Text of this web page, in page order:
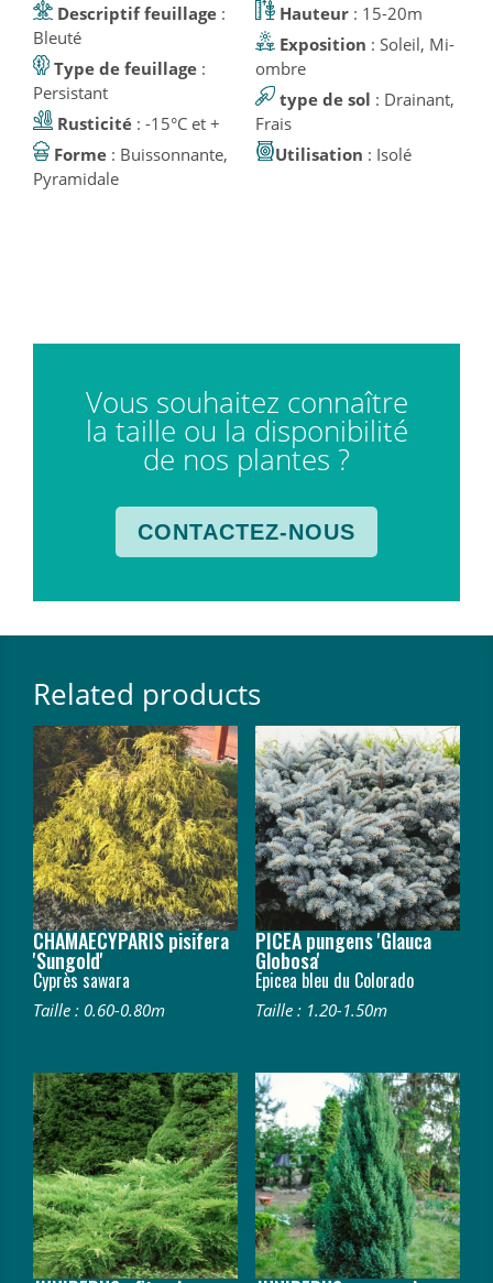
Descriptif feuillage :
Bleuté
Type de feuillage :
Persistant
Rusticité : -15°C et +
Forme : Buissonnante,
Pyramidale
Hauteur: 15-20m
Exposition : Soleil, Mi-
ombre
type de sol : Drainant,
Frais
Utilisation
: Isolé
Vous souhaitez connaître
la taille ou la disponibilité
de nos plantes ?
CONTACTEZ-NOUS
Related products
CHAMAECYPARIS pisifera
'Sungold'
Cyprès sawara
Taille : 0.60-0.80m
PICEA pungens 'Glauca
Globosa'
Epicea bleu du Colorado
Taille : 1.20-1.50m